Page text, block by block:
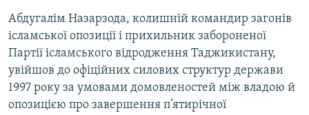
Абдугалім Назарзода, колишній командир загонів
ісламської опозиції і прихильник забороненої
Партії ісламського відродження Таджикистану,
увійшов до офіційних силових структур держави
1997 року за умовами домовленостей між владою й
опозицією про завершення п’ятирічної